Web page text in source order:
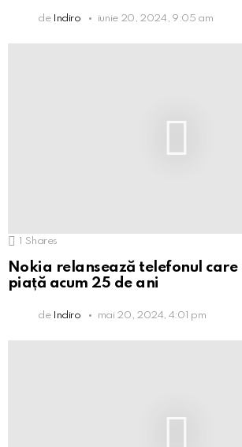
de Indiro iunie 20, 2024, 9:05 am
Shares
Nokia relansează telefonul
piață acum 25 de ani
de Indiro mai 20, 2024, 4:01 pm